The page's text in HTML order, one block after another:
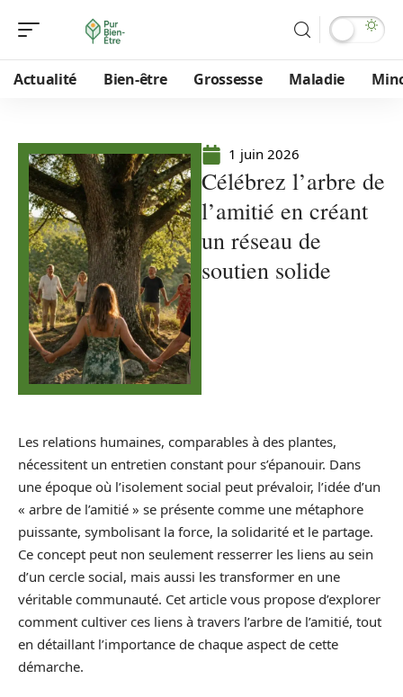
Actualité Bien-être Grossesse Maladie
1 juin 2026
Célébrez l’arbre de
l’amitié en créant
un réseau de
soutien solide
Les relations humaines, comparables à des plantes,
nécessitent un entretien constant pour s’épanouir. Dans
une époque où l’isolement social peut prévaloir, l’idée d’un
« arbre de l’amitié » se présente comme une métaphore
puissante, symbolisant la force, la solidarité et le partage.
Ce concept peut non seulement resserrer les liens au sein
d’un cercle social, mais aussi les transformer en une
véritable communauté. Cet article vous propose d’explorer
comment cultiver ces liens à travers l’arbre de l’amitié, tout
en détaillant l’importance de chaque aspect de cette
démarche.